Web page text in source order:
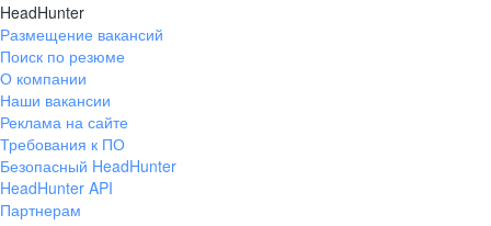
HeadHunter
Размещение вакансий
Поиск по резюме
О компании
Наши вакансии
Реклама на сайте
Требования к ПО
Безопасный HeadHunter
HeadHunter API
Партнерам